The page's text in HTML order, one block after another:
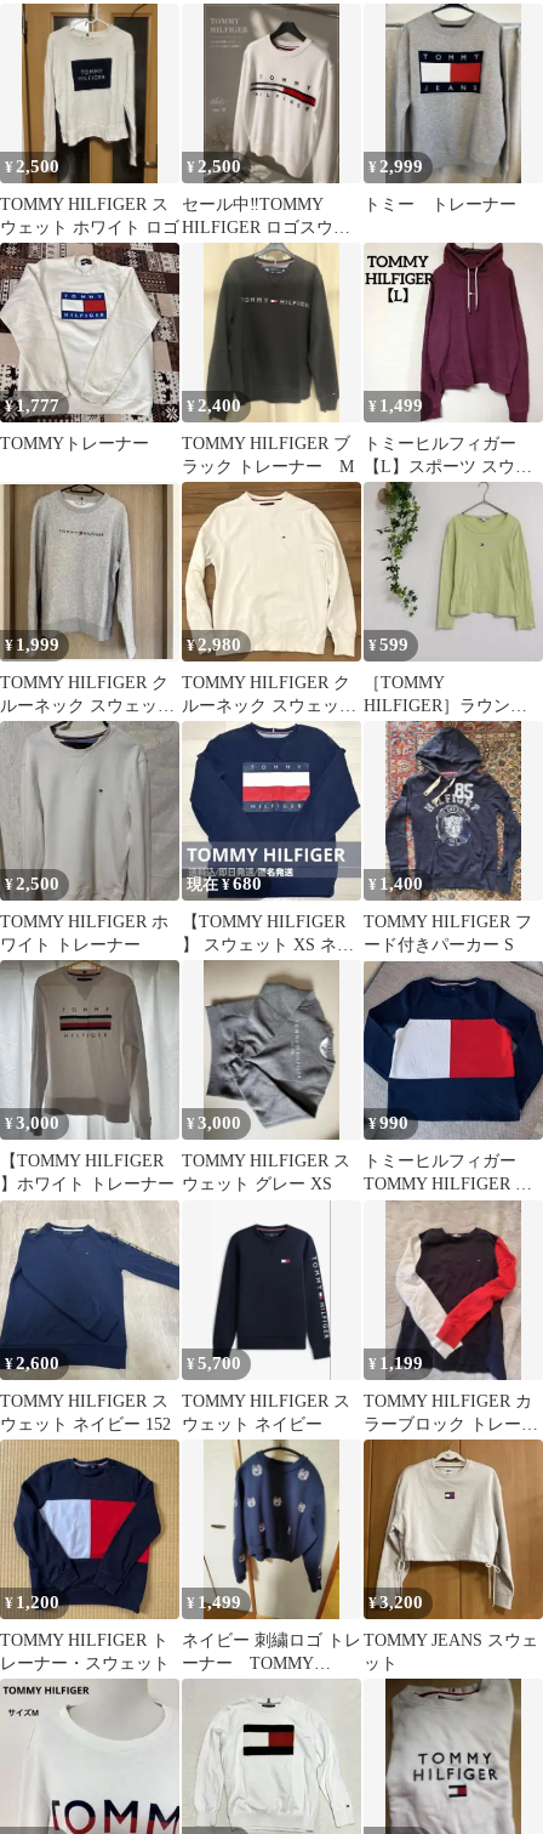
ンク トレーナー S
ープンネックトレーナ
ー S
¥ 2,500
TOMMY HILFIGER ス
ウェット ホワイト ロゴ
¥ 2,500
セール中‼️TOMMY
HILFIGER ロゴスウェ
ット ホワイト Mサイズ
¥ 2,999
トミー トレーナー
¥1,777
TOMMYトレーナー
¥ 2,400
TOMMY HILFIGER ブ
ラック トレーナー M
¥ 1,499
トミーヒルフィガー
【L】スポーツ スウェ
ット ボルドー ハイネッ
ク ロゴライン
¥ 1,999
TOMMY HILFIGER ク
ルーネック スウェット
グレー M
¥2,980
TOMMY HILFIGER ク
ルーネック スウェット
ホワイト S
¥599
［TOMMY
HILFIGER］ラウンド
ネックカットソー
（S~M）長袖 グリー
¥2,500
TOMMY HILFIGER ホ
ワイト トレーナー
現在 ¥680
【TOMMY HILFIGER
】 スウェット XS ネイ
ビー
¥ 1,400
TOMMY HILFIGER フ
ード付きパーカー S
¥3,000
【TOMMY HILFIGER
】ホワイト トレーナー
¥3,000
TOMMY HILFIGER ス
ウェット グレー XS
¥990
トミーヒルフィガー
TOMMY HILFIGER ト
レーナー 裏起毛 トリコ
ロール
¥2,600
TOMMY HILFIGER ス
ウェット ネイビー 152
¥5,700
TOMMY HILFIGER ス
ウェット ネイビー
¥ 1,199
TOMMY HILFIGER カ
ラーブロック トレーナ
ー S
¥ 1,200
TOMMY HILFIGER ト
レーナー・スウェット
¥ 1,499
ネイビー 刺繍ロゴ トレ
ーナー TOMMY
HILFIGER
¥ 3,200
TOMMY JEANS スウェ
ット